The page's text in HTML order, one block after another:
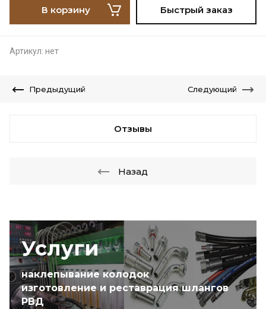
Услуги
наклепывание колодок
изготовление и реставрация шлангов
РВД
В корзину Быстрый заказ
Артикул: нет
Предыдущий Следующий
Отзывы
Назад